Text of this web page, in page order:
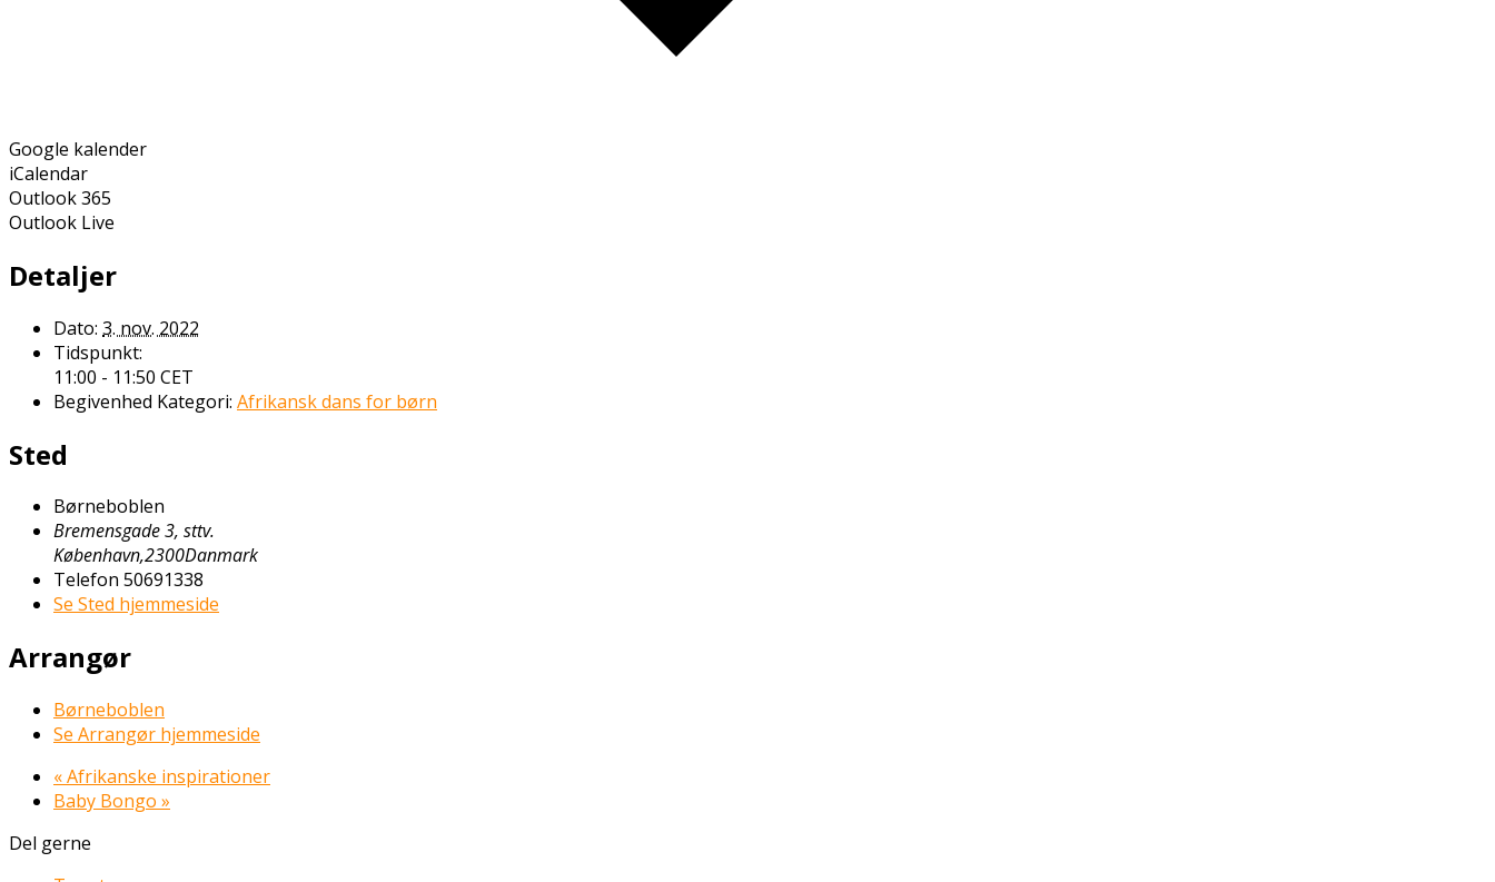
Google kalender
iCalendar
Outlook 365
Outlook Live
Detaljer
Dato: 3. nov. 2022
Tidspunkt:
11:00 - 11:50 CET
Begivenhed Kategori: Afrikansk dans for børn
Sted
Børneboblen
Bremensgade 3, sttv.
København,2300Danmark
Telefon 50691338
Se Sted hjemmeside
Arrangør
Børneboblen
Se Arrangør hjemmeside
«Afrikanske inspirationer
Baby Bongo »
Del gerne